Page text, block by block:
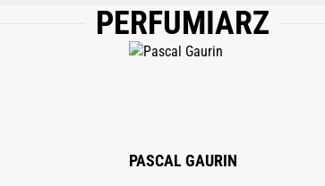
STEARATE, ISOPROPYL PALMITATE, CAPRYLIC/CAPRIC
STEAROYL GLUTAMATE, BENZYL ALCOHOL, BOSWELLIA
PERFUMIARZ
PASCAL GAURIN